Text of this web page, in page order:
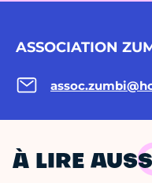
ASSOCIATION
À LIRE